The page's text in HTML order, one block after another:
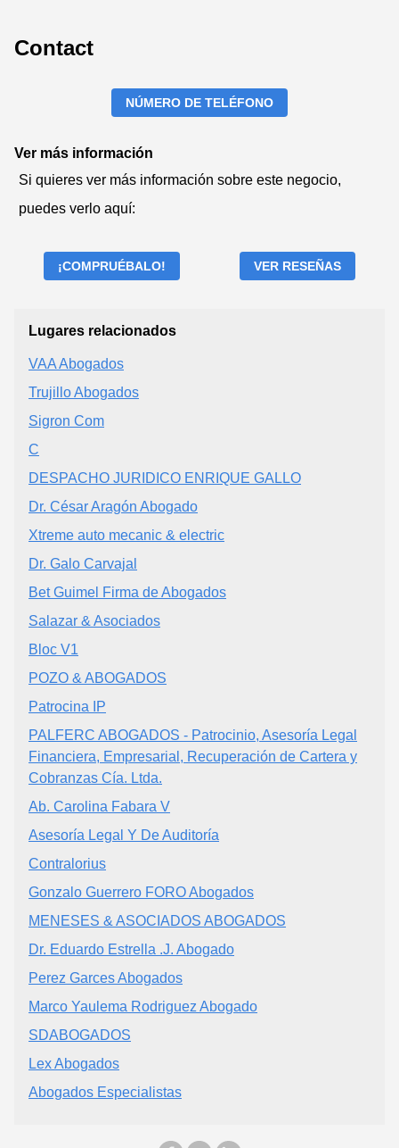
Contact
NÚMERO DE TELÉFONO
Ver más información
Si quieres ver más información sobre este negocio,
puedes verlo aquí:
¡COMPRUÉBALO! VER RESEÑAS
Lugares relacionados
VAA Abogados
Trujillo Abogados
Sigron Com
C
DESPACHO JURIDICO ENRIQUE GALLO
Dr. César Aragón Abogado
Xtreme auto mecanic & electric
Dr. Galo Carvajal
Bet Guimel Firma de Abogados
Salazar & Asociados
Bloc V1
POZO & ABOGADOS
Patrocina IP
PALFERC ABOGADOS - Patrocinio, Asesoría Legal
Financiera, Empresarial, Recuperación de Cartera y
Cobranzas Cía. Ltda.
Ab. Carolina Fabara V
Asesoría Legal Y De Auditoría
Contralorius
Gonzalo Guerrero FORO Abogados
MENESES & ASOCIADOS ABOGADOS
Dr. Eduardo Estrella .J. Abogado
Perez Garces Abogados
Marco Yaulema Rodriguez Abogado
SDABOGADOS
Lex Abogados
Abogados Especialistas